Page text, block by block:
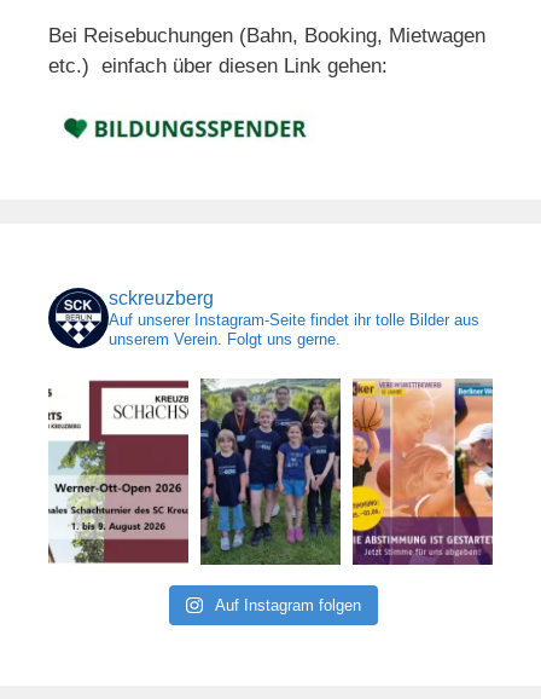
Bei Reisebuchungen (Bahn, Booking, Mietwagen
etc.) einfach über diesen Link gehen:
sckreuzberg
Auf unserer Instagram-Seite findet ihr tolle Bilder aus
unserem Verein. Folgt uns gerne.
Auf Instagram folgen